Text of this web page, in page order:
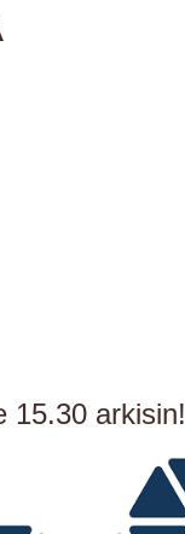
15.30 arkisin!